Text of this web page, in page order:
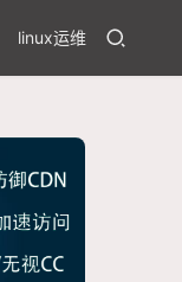
linux运维